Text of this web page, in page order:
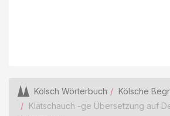
Kölsch Wörterbuch
Kölsche
Klätschauch -ge Übersetzung auf